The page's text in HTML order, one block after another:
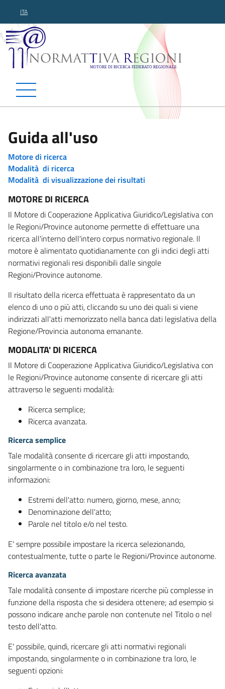
ITA
Normattiva Regioni -
Guida all'uso
Motore di ricerca
Modalità di ricerca
Modalità di visualizzazione dei risultati
MOTORE DI RICERCA
Il Motore di Cooperazione Applicativa Giuridico/Legislativa con
le Regioni/Province autonome permette di effettuare una
ricerca all'interno dell'intero corpus normativo regionale. Il
motore è alimentato quotidianamente con gli indici degli atti
normativi regionali resi disponibili dalle singole
Regioni/Province autonome.
Il risultato della ricerca effettuata è rappresentato da un
elenco di uno o più atti, cliccando su uno dei quali si viene
indirizzati all'atti memorizzato nella banca dati legislativa della
Regione/Provincia autonoma emanante.
MODALITA' DI RICERCA
Il Motore di Cooperazione Applicativa Giuridico/Legislativa con
le Regioni/Province autonome consente di ricercare gli atti
attraverso le seguenti modalità:
Ricerca semplice;
Ricerca avanzata.
Ricerca semplice
Tale modalità consente di ricercare gli atti impostando,
singolarmente o in combinazione tra loro, le seguenti
informazioni:
Estremi dell'atto: numero, giorno, mese, anno;
Denominazione dell'atto;
Parole nel titolo e/o nel testo.
E' sempre possibile impostare la ricerca selezionando,
contestualmente, tutte o parte le Regioni/Province autonome.
Ricerca avanzata
Tale modalità consente di impostare ricerche più complesse in
funzione della risposta che si desidera ottenere; ad esempio si
possono indicare anche parole non contenute nel Titolo o nel
testo dell'atto.
E' possibile, quindi, ricercare gli atti normativi regionali
impostando, singolarmente o in combinazione tra loro, le
seguenti opzioni: